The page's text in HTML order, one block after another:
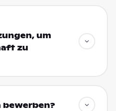
um
zu
bewerben?